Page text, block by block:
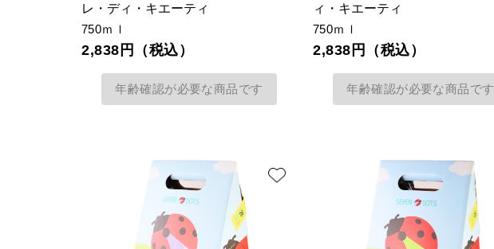
レ・ディ・キエーティ
750ｍｌ
2,838円（税込）
年齢確認が必要な商品です
ィ・キエーティ
750ｍｌ
2,838円（税込）
年齢確認が必要な商品です